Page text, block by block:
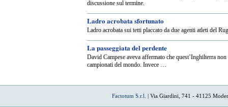
discussione sul termine.
Ladro acrobata sfortunato
Ladro acrobata sui tetti placcato da due agenti atleti del
La passeggiata del perdente
David Campese aveva affermato che quest’Inghilterra
campionati del mondo. Invece …
Factotum S.r.l. | Via Giardini, 741 - 41125